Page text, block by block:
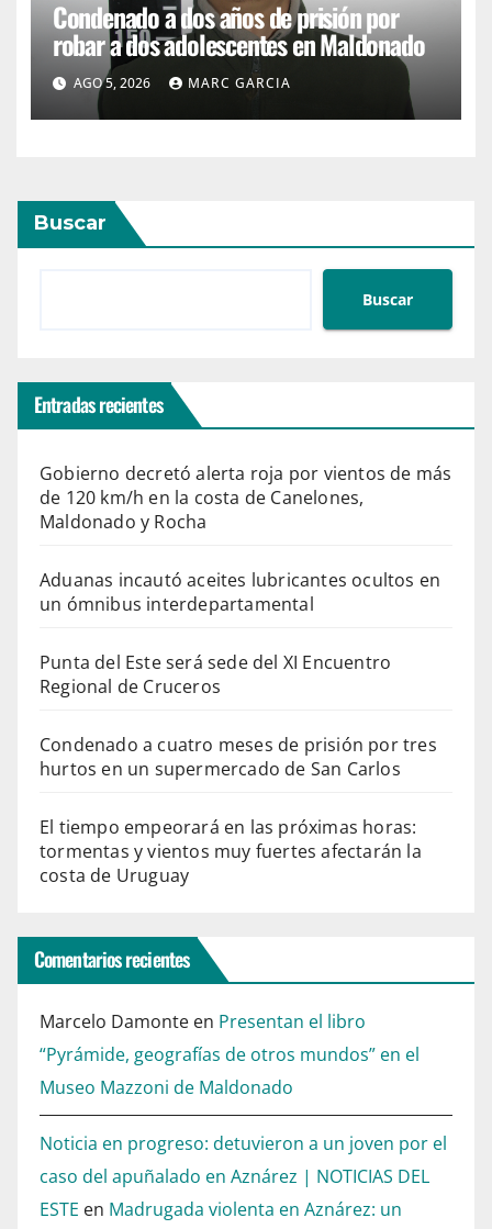
Condenado a dos años de prisión por
robar a dos adolescentes en Maldonado
AGO 5, 2026 MARC GARCIA
Buscar
Buscar
Entradas recientes
Gobierno decretó alerta roja por vientos de más
de 120 km/h en la costa de Canelones,
Maldonado y Rocha
Aduanas incautó aceites lubricantes ocultos en
un ómnibus interdepartamental
Punta del Este será sede del XI Encuentro
Regional de Cruceros
Condenado a cuatro meses de prisión por tres
hurtos en un supermercado de San Carlos
El tiempo empeorará en las próximas horas:
tormentas y vientos muy fuertes afectarán la
costa de Uruguay
Comentarios recientes
Marcelo Damonte en Presentan el libro
“Pyrámide, geografías de otros mundos” en el
Museo Mazzoni de Maldonado
Noticia en progreso: detuvieron a un joven por el
caso del apuñalado en Aznárez | NOTICIAS DEL
ESTE en Madrugada violenta en Aznárez: un